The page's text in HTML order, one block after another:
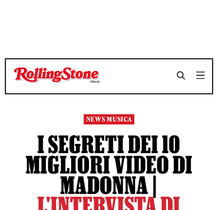
TEMPO DI LETTURA 23 MINUTI
TEMPO DI LETTURA 23 MINUTI
NEWS MUSICA
I SEGRETI DEI 10
MIGLIORI VIDEO DI
MADONNA |